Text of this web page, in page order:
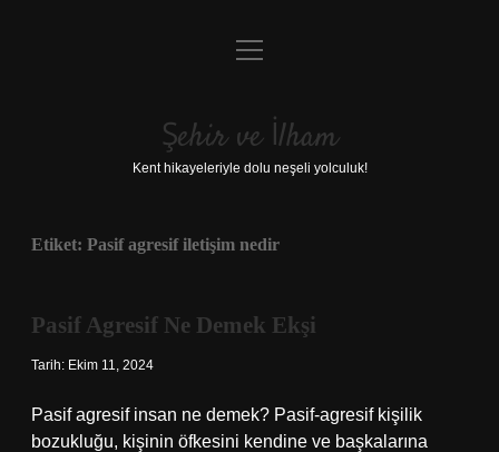
Anasayfa
Yasal Uyarı
menüyü
Şehir ve İlham
Kent hikayeleriyle dolu neşeli yolculuk!
Etiket: Pasif agresif iletişim nedir
Pasif Agresif Ne Demek Ekşi
Tarih: Ekim 11, 2024
Pasif agresif insan ne demek? Pasif-agresif kişilik
bozukluğu, kişinin öfkesini kendine ve başkalarına